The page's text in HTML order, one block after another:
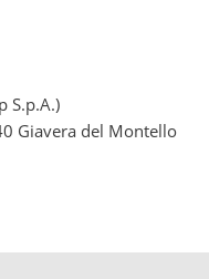
S.p.A.)
Giavera del Montello